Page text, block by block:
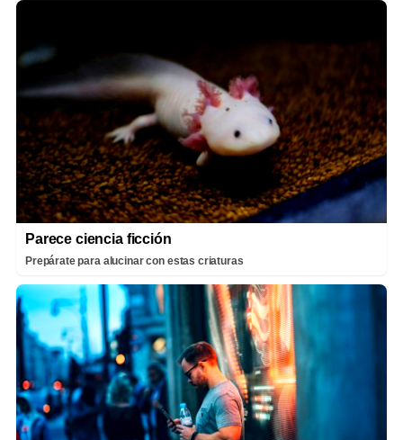
Parece ciencia ficción
Prepárate para alucinar con estas criaturas